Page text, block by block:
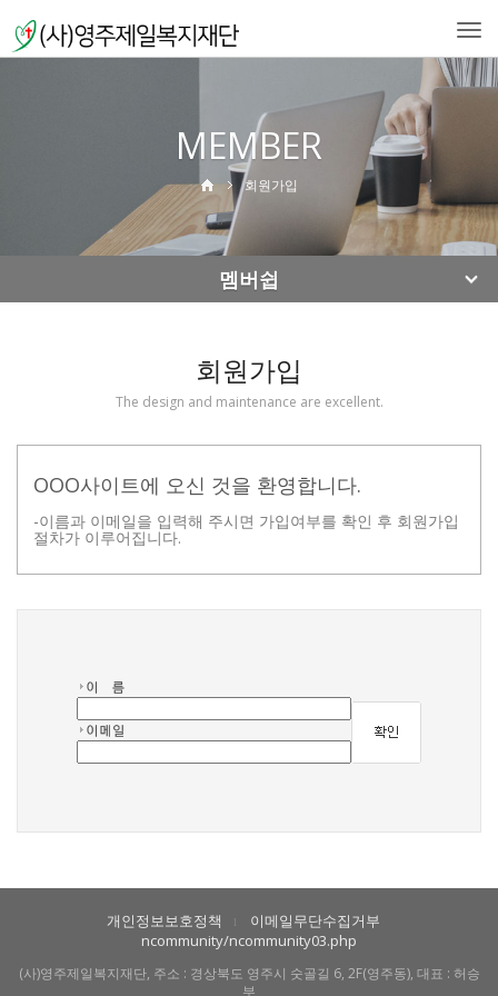
MEMBER
회원가입
멤버쉽
회원가입
The design and maintenance are excellent.
OOO사이트에 오신 것을 환영합니다.
-이름과 이메일을 입력해 주시면 가입여부를 확인 후 회원가입
절차가 이루어집니다.
개인정보보호정책 l
이메일무단수집거부
ncommunity/ncommunity03.php
(사)영주제일복지재단, 주소 : 경상북도 영주시 숫골길 6, 2F(영주동), 대표 : 허승
부